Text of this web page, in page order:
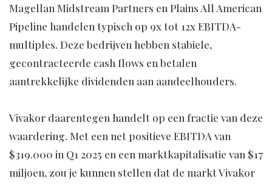
Magellan Midstream Partners en Plains All American
Pipeline handelen typisch op 9x tot 12x EBITDA-
multiples. Deze bedrijven hebben stabiele,
gecontracteerde cash flows en betalen
aantrekkelijke dividenden aan aandeelhouders.
Vivakor daarentegen handelt op een fractie van deze
waardering. Met een net positieve EBITDA van
$319.000 in Q1 2025 en een marktkapitalisatie van $17
miljoen, zou je kunnen stellen dat de markt Vivakor